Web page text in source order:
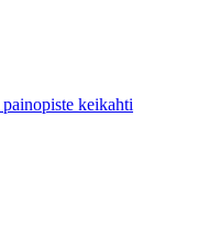
keikahti